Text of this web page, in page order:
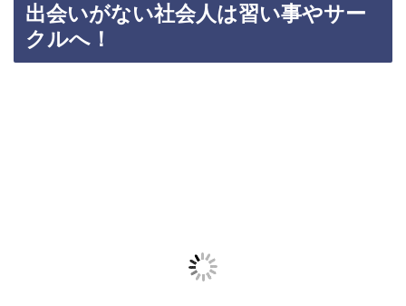
出会いがない社会人は習い事やサー
クルへ！